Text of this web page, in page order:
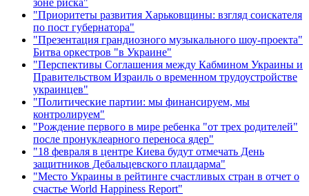
"Приоритеты развития Харьковщины: взгляд соискателя
по пост губернатора"
"Презентация грандиозного музыкального шоу-проекта"
Битва оркестров "в Украине"
"Перспективы Соглашения между Кабмином Украины и
Правительством Израиль о временном трудоустройстве
украинцев"
"Политические партии: мы финансируем, мы
контролируем"
"Рождение первого в мире ребенка "от трех родителей"
после пронуклеарного переноса ядер"
"18 февраля в центре Киева будут отмечать День
защитников Дебальцевского плацдарма"
"Место Украины в рейтинге счастливых стран в отчет о
счастье World Happiness Report"